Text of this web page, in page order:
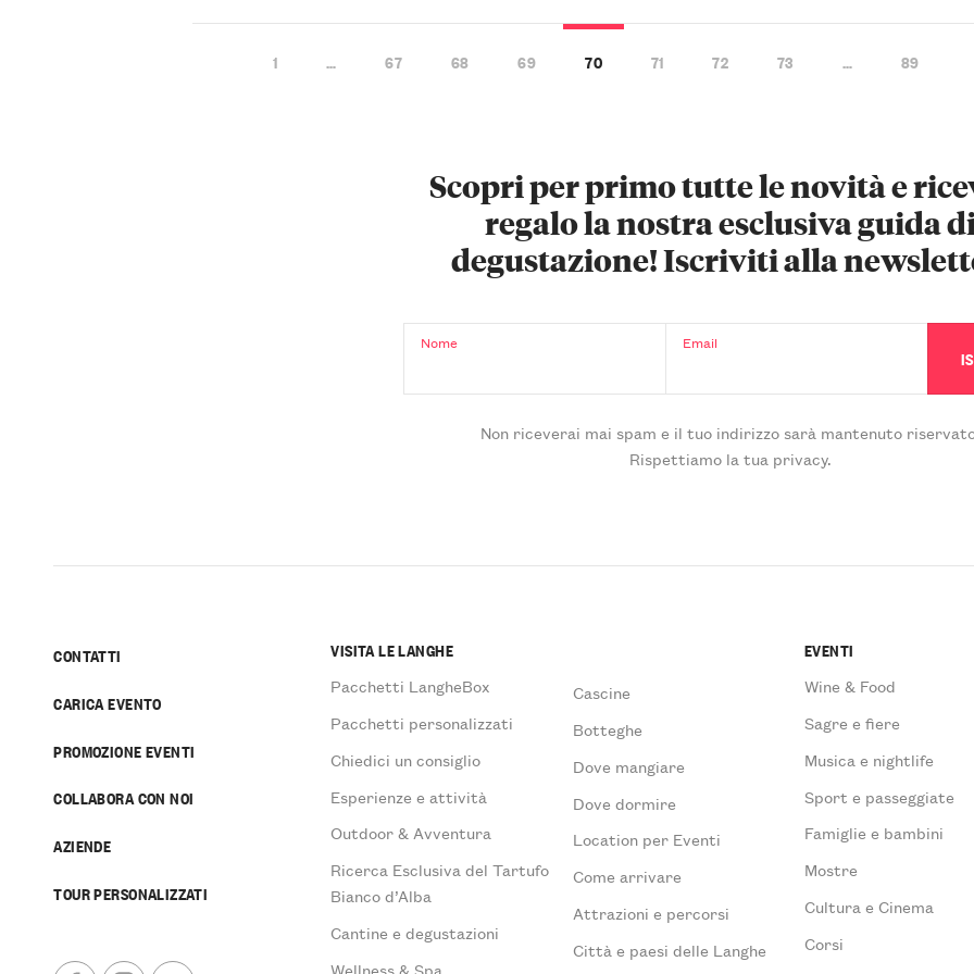
1 … 67 68 69 70 71 72 73 … 89
Scopri per primo tutte le novità e
regalo la nostra esclusiva guida di
degustazione! Iscriviti alla
Nome Email
Non riceverai mai spam e il tuo indirizzo sarà mantenuto
Rispettiamo la tua privacy.
CONTATTI
CARICA EVENTO
PROMOZIONE EVENTI
COLLABORA CON NOI
AZIENDE
TOUR PERSONALIZZATI
VISITA LE LANGHE
Pacchetti LangheBox
Pacchetti personalizzati
Chiedici un consiglio
Esperienze e attività
Outdoor & Avventura
Ricerca Esclusiva del Tartufo
Bianco d’Alba
Cantine e degustazioni
Wellness & Spa
Cascine
Botteghe
Dove mangiare
Dove dormire
Location per Eventi
Come arrivare
Attrazioni e percorsi
Città e paesi delle Langhe
EVENTI
Wine & Food
Sagre e fiere
Musica e nightlife
Sport e passeggiate
Famiglie e bambini
Mostre
Cultura e Cinema
Corsi